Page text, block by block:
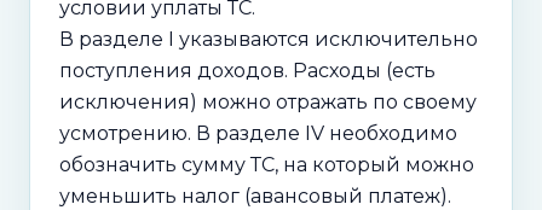
условии уплаты ТС.
В разделе I указываются исключительно
поступления доходов. Расходы (есть
исключения) можно отражать по своему
усмотрению. В разделе IV необходимо
обозначить сумму ТС, на который можно
уменьшить налог (авансовый платеж).